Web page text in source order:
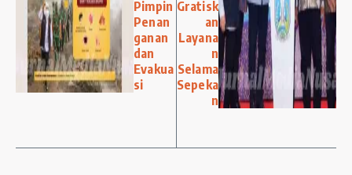
Pimpin
Penan
ganan
dan
Evakua
si
Gratisk
an
Layana
n
Selama
Sepeka
n